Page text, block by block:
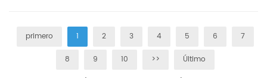
unidades
primero
1 2 3 4 5 6 7
8 9 10 >> Último